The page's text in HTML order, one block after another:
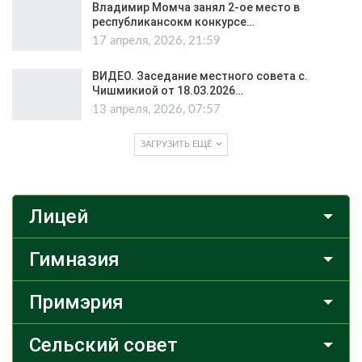
Владимир Момча занял 2-ое место в
республикансокм конкурсе…
17 апреля, 2026, 21:59
ВИДЕО. Заседание местного совета с.
Чишмикиой от 18.03.2026…
13 апреля, 2026, 07:57
ЗАГРУЗИТЬ ЕЩЁ
Лицей
Гимназия
Примэрия
Сельский совет